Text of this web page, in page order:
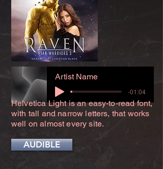
Artist Name
-01:04
Helvetica Light is an easy-to-read font,
with tall and narrow letters, that works
well on almost every site.
AUDIBLE